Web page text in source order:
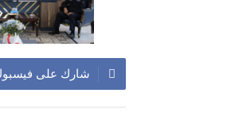
شارك على